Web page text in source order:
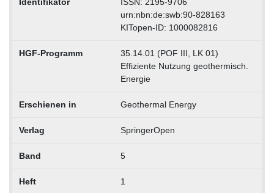
urn:nbn:de:swb:90-828163
KITopen-ID: 1000082816
HGF-Programm
35.14.01 (POF III, LK 01)
Effiziente Nutzung geothermisch.
Energie
Erschienen in Geothermal Energy
Verlag SpringerOpen
Band 5
Heft 1